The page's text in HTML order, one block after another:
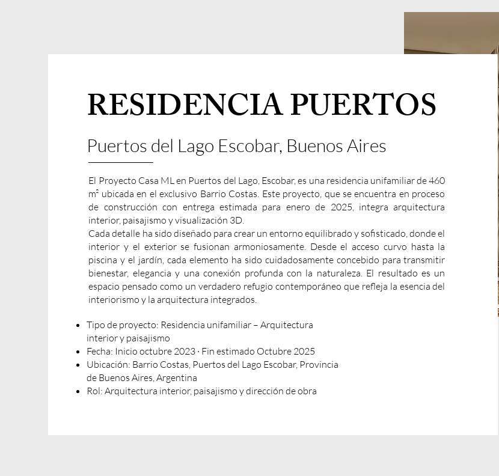
RESIDENCIA PUERTOS
Puertos del Lago Escobar, Buenos Aires
El Proyecto Casa ML en Puertos del Lago, Escobar, es una residencia unifamiliar de 460
m² ubicada en el exclusivo Barrio Costas. Este proyecto, que se encuentra en proceso
de construcción con entrega estimada para enero de 2025, integra arquitectura
interior, paisajismo y visualización 3D.
Cada detalle ha sido diseñado para crear un entorno equilibrado y sofisticado, donde el
interior y el exterior se fusionan armoniosamente. Desde el acceso curvo hasta la
piscina y el jardín, cada elemento ha sido cuidadosamente concebido para transmitir
bienestar, elegancia y una conexión profunda con la naturaleza. El resultado es un
espacio pensado como un verdadero refugio contemporáneo que refleja la esencia del
interiorismo y la arquitectura integrados.
Tipo de proyecto: Residencia unifamiliar – Arquitectura
interior y paisajismo
Fecha: Inicio octubre 2023 · Fin estimado Octubre 2025
Ubicación: Barrio Costas, Puertos del Lago Escobar, Provincia
de Buenos Aires, Argentina
Rol: Arquitectura interior, paisajismo y dirección de obra